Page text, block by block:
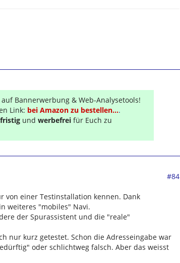
Bannerwerbung & Web-Analysetools!
Link: bei Amazon zu bestellen....
und werbefrei für Euch zu
#84
von einer Testinstallation kennen. Dank
weiteres "mobiles" Navi.
der Spurassistent und die "reale"
nur kurz getestet. Schon die Adresseingabe war
oder schlichtweg falsch. Aber das weisst